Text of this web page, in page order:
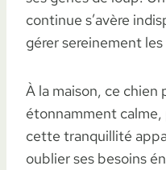
continue s’avère
gérer sereinement
À la maison, ce chien
étonnamment calme,
cette tranquillité
oublier ses besoins